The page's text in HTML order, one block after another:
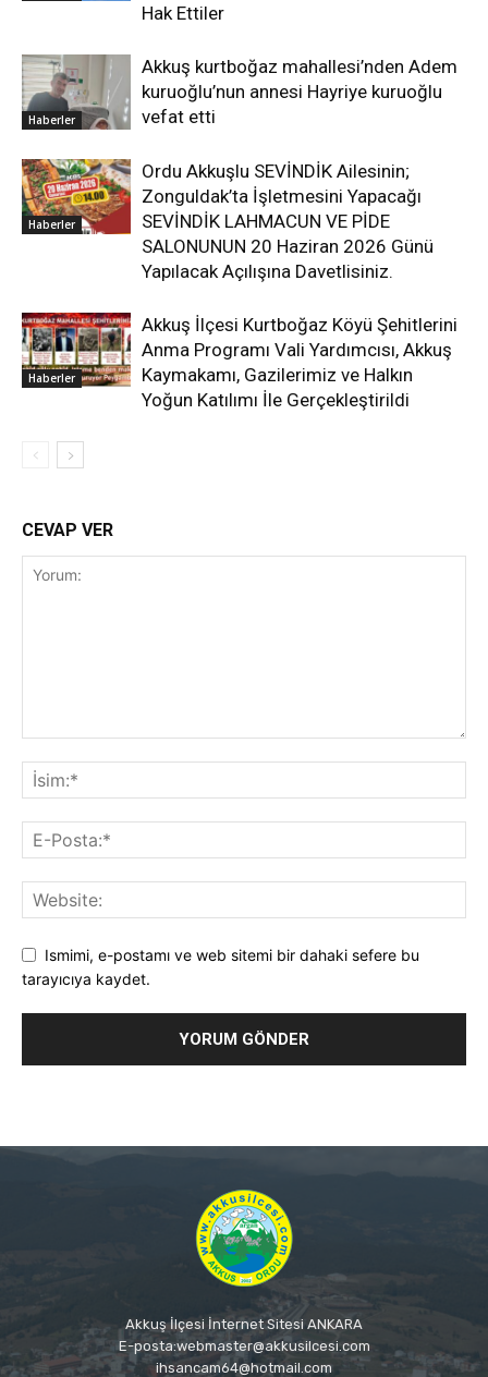
Hak Ettiler
Haberler
Akkuş kurtboğaz mahallesi’nden Adem
kuruoğlu’nun annesi Hayriye kuruoğlu
vefat etti
Haberler
Ordu Akkuşlu SEVİNDİK Ailesinin;
Zonguldak’ta İşletmesini Yapacağı
SEVİNDİK LAHMACUN VE PİDE
SALONUNUN 20 Haziran 2026 Günü
Yapılacak Açılışına Davetlisiniz.
Haberler
Akkuş İlçesi Kurtboğaz Köyü Şehitlerini
Anma Programı Vali Yardımcısı, Akkuş
Kaymakamı, Gazilerimiz ve Halkın
Yoğun Katılımı İle Gerçekleştirildi
CEVAP VER
Ismimi, e-postamı ve web sitemi bir dahaki sefere bu
tarayıcıya kaydet.
Akkuş İlçesi İnternet Sitesi ANKARA
E-posta:webmaster@akkusilcesi.com
ihsancam64@hotmail.com